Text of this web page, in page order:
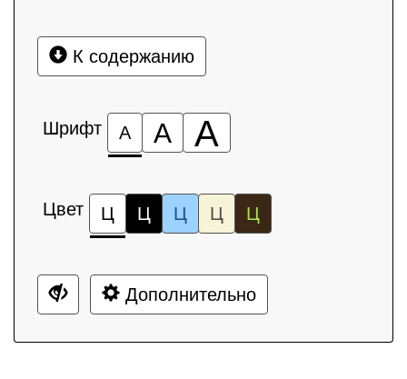
К содержанию
Шрифт А А А
Цвет Ц Ц Ц Ц Ц
Дополнительно